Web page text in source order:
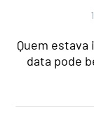
Quem
data pode